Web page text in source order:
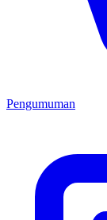
Pengumuman